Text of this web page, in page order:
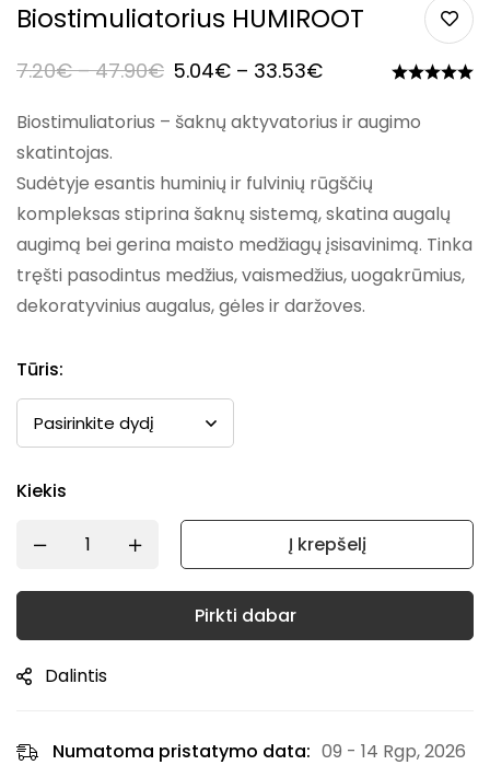
Biostimuliatorius HUMIROOT
7.20€ – 47.90€ 5.04€ – 33.53€
Biostimuliatorius – šaknų aktyvatorius ir augimo
skatintojas.
Sudėtyje esantis huminių ir fulvinių rūgščių
kompleksas stiprina šaknų sistemą, skatina augalų
augimą bei gerina maisto medžiagų įsisavinimą. Tinka
tręšti pasodintus medžius, vaismedžius, uogakrūmius,
dekoratyvinius augalus, gėles ir daržoves.
Tūris:
Kiekis
Į krepšelį
Pirkti dabar
Dalintis
Numatoma pristatymo data: 09 - 14 Rgp, 2026